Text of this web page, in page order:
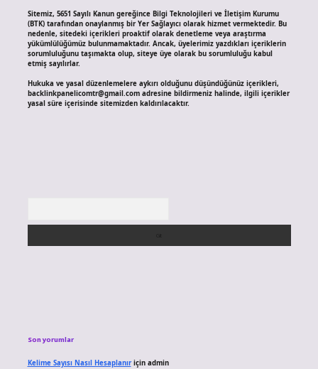
Sitemiz, 5651 Sayılı Kanun gereğince Bilgi Teknolojileri ve İletişim Kurumu
(BTK) tarafından onaylanmış bir Yer Sağlayıcı olarak hizmet vermektedir. Bu
nedenle, sitedeki içerikleri proaktif olarak denetleme veya araştırma
yükümlülüğümüz bulunmamaktadır. Ancak, üyelerimiz yazdıkları içeriklerin
sorumluluğunu taşımakta olup, siteye üye olarak bu sorumluluğu kabul
etmiş sayılırlar.
Hukuka ve yasal düzenlemelere aykırı olduğunu düşündüğünüz içerikleri,
backlinkpanelicomtr@gmail.comadresine bildirmeniz halinde, ilgili içerikler
yasal süre içerisinde sitemizden kaldırılacaktır.
Son yorumlar
Kelime Sayısı Nasıl Hesaplanıriçin admin